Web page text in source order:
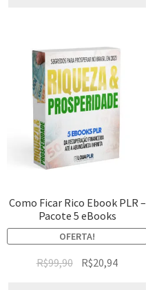
Como Ficar Rico Ebook PLR –
Pacote 5 eBooks
OFERTA!
R$99,90 R$20,94